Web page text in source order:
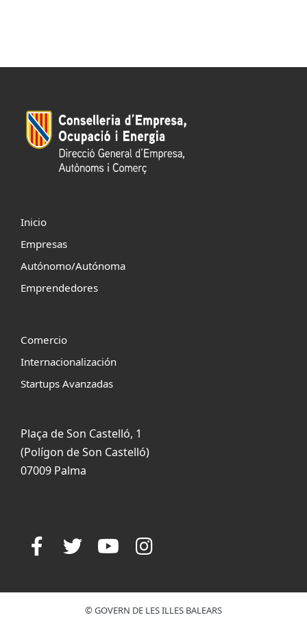
Inicio
Empresas
Autónomo/Autónoma
Emprendedores
Comercio
Internacionalización
Startups Avanzadas
Plaça de Son Castelló, 1
(Polígon de Son Castelló)
07009 Palma
© GOVERN DE LES ILLES BALEARS